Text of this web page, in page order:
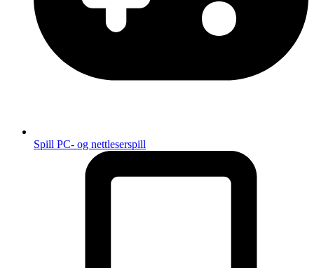
Spill PC- og nettleserspill